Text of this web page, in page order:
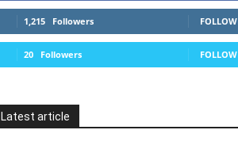
1,215 Followers FOLLOW
20 Followers FOLLOW
Latest article